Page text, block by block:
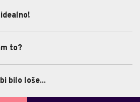
(7)
to?
bilo loše...